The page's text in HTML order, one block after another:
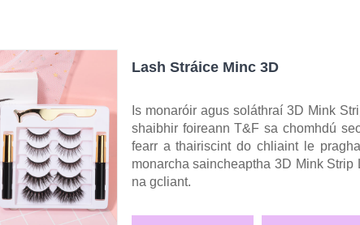
Lash Stráice Minc 3D
Is monaróir agus soláthraí 3D Mink
shaibhir foireann T&F sa chomhdú
fearr a thairiscint do chliaint le
monarcha saincheaptha 3D Mink
na gcliant.